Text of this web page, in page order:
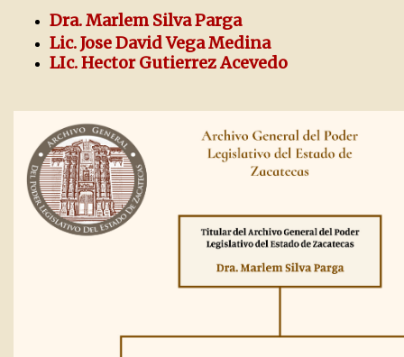
Dra. Marlem Silva Parga
Lic. Jose David Vega Medina
LIc. Hector Gutierrez Acevedo